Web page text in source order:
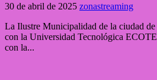
30 de abril de 2025 zonastreaming
La Ilustre Municipalidad de la ciudad
con la Universidad Tecnológica
con la...